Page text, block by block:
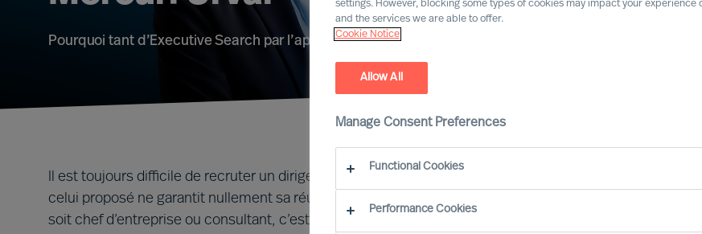
Pourquoi tant d’Executive Search par l’approche classique échouent-ils ?
Il est toujours difficile de recruter un dirigeant. Le fait qu’un candidat ait occupé un poste similaire à
celui proposé ne garantit nullement sa réussite. De même, privilégier le seul réseau du recruteur, qu’il
soit chef d’entreprise ou consultant, c’est risquer de passer à côté de candidats bien plus à même de
settings. However, blocking some types of cookies may impact your experience
and the services we are able to offer.
Cookie Notice
Allow All
Manage Consent Preferences
Functional Cookies
Performance Cookies